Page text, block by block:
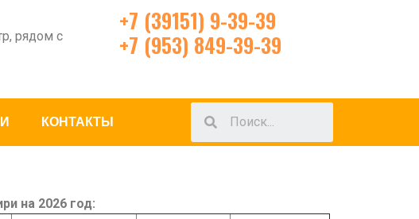
рядом с
+7 (39151) 9-39-39
+7 (953) 849-39-39
КОНТАКТЫ
на 2026 год: